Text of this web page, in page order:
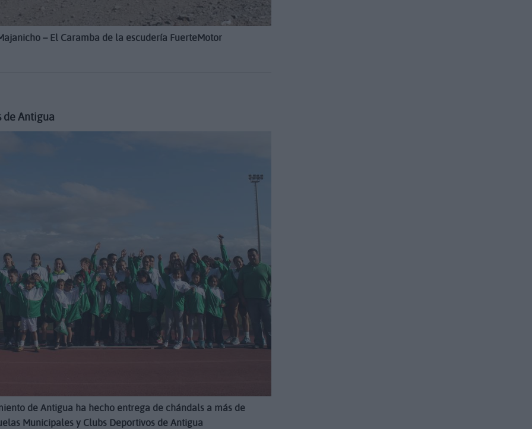
– El Caramba de la escudería FuerteMotor
de Antigua
de Antigua ha hecho entrega de chándals a más de
Municipales y Clubs Deportivos de Antigua